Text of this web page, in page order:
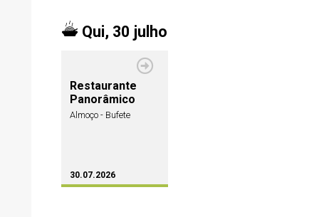
Qui, 30 julho
Restaurante
Panorâmico
Almoço - Bufete
30.07.2026